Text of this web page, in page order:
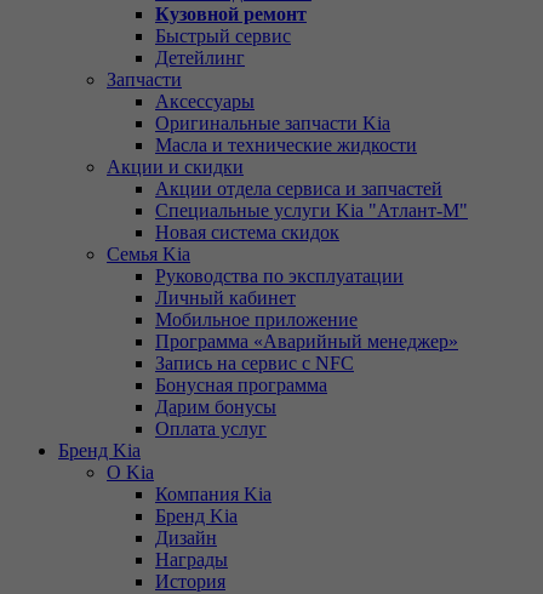
Кузовной ремонт
Быстрый сервис
Детейлинг
Запчасти
Аксессуары
Оригинальные запчасти Kia
Масла и технические жидкости
Акции и скидки
Акции отдела сервиса и запчастей
Специальные услуги Kia "Атлант-М"
Новая система скидок
Семья Kia
Руководства по эксплуатации
Личный кабинет
Мобильное приложение
Программа «Аварийный менеджер»
Запись на сервис с NFC
Бонусная программа
Дарим бонусы
Оплата услуг
Бренд Kia
О Kia
Компания Kia
Бренд Kia
Дизайн
Награды
История